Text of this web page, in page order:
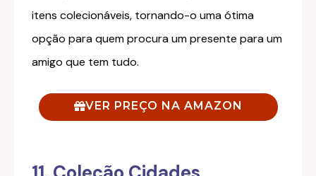
itens colecionáveis, tornando-o uma ótima
opção para quem procura um presente para um
amigo que tem tudo.
VER PREÇO NA AMAZON